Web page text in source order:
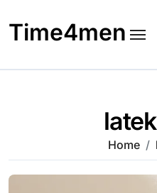
to
content
Time4men
Home